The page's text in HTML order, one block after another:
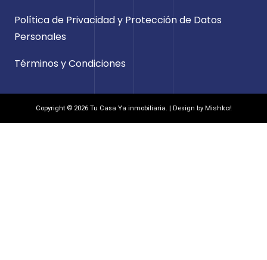
Política de Privacidad y Protección de Datos
Personales
Términos y Condiciones
Copyright © 2026 Tu Casa Ya inmobiliaria. | Design by Mishka!